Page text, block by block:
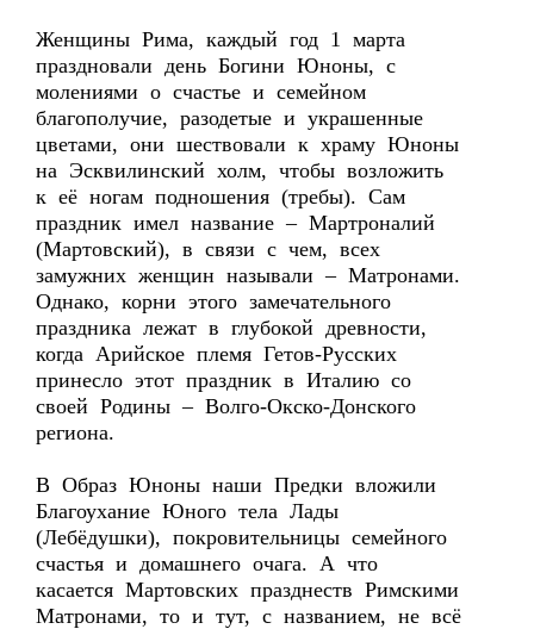
Женщины Рима, каждый год 1 марта
праздновали день Богини Юноны, с
молениями о счастье и семейном
благополучие, разодетые и украшенные
цветами, они шествовали к храму Юноны
на Эсквилинский холм, чтобы возложить
к её ногам подношения (требы). Сам
праздник имел название – Мартроналий
(Мартовский), в связи с чем, всех
замужних женщин называли – Матронами.
Однако, корни этого замечательного
праздника лежат в глубокой древности,
когда Арийское племя Гетов-Русских
принесло этот праздник в Италию со
своей Родины – Волго-Окско-Донского
региона.
В Образ Юноны наши Предки вложили
Благоухание Юного тела Лады
(Лебёдушки), покровительницы семейного
счастья и домашнего очага. А что
касается Мартовских празднеств Римскими
Матронами, то и тут, с названием, не всё